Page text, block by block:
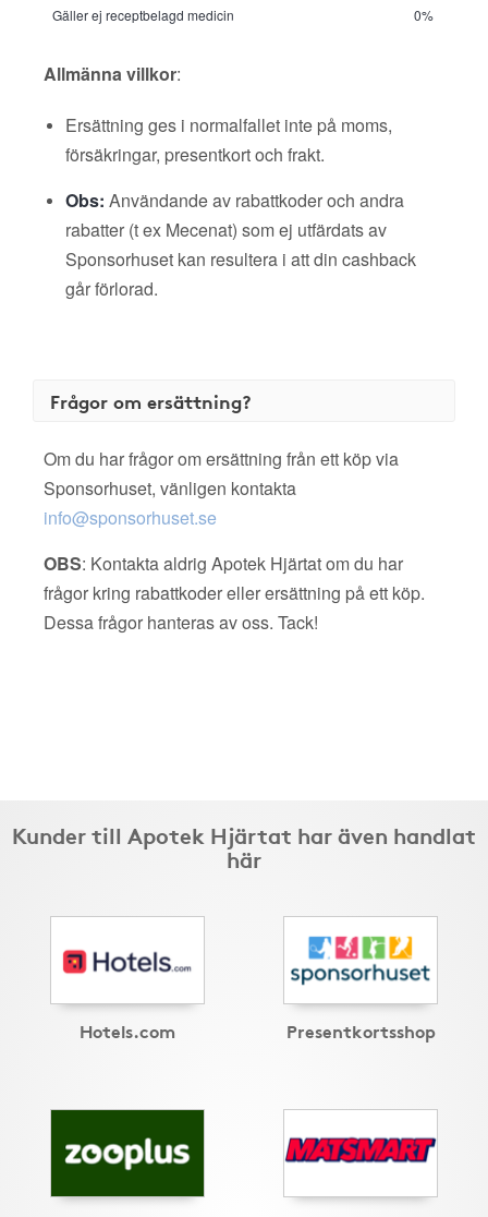
Gäller ej receptbelagd medicin
0%
Allmänna villkor:
Ersättning ges i normalfallet inte på moms,
försäkringar, presentkort och frakt.
Obs: Användande av rabattkoder och andra
rabatter (t ex Mecenat) som ej utfärdats av
Sponsorhuset kan resultera i att din cashback
går förlorad.
Frågor om ersättning?
Om du har frågor om ersättning från ett köp via
Sponsorhuset, vänligen kontakta
info@sponsorhuset.se
OBS: Kontakta aldrig Apotek Hjärtat om du har
frågor kring rabattkoder eller ersättning på ett köp.
Dessa frågor hanteras av oss. Tack!
Kunder till Apotek Hjärtat har även handlat
här
Hotels.com Presentkortsshop